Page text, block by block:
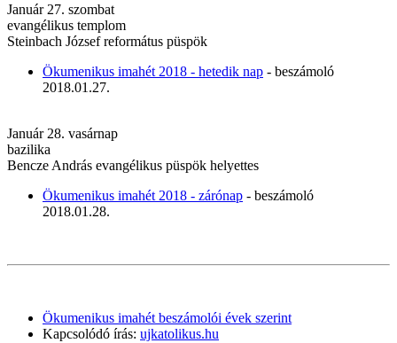
Január 27. szombat
evangélikus templom
Steinbach József református püspök
Ökumenikus imahét 2018 - hetedik nap - beszámoló
2018.01.27.
Január 28. vasárnap
bazilika
Bencze András evangélikus püspök helyettes
Ökumenikus imahét 2018 - zárónap - beszámoló
2018.01.28.
Ökumenikus imahét beszámolói évek szerint
Kapcsolódó írás: ujkatolikus.hu